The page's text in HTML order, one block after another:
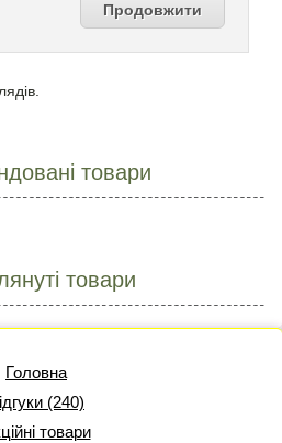
Продовжити
товари
товари
Головна
(240)
товари